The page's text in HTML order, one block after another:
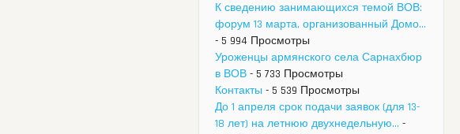
К сведению занимающихся темой ВОВ:
форум 13 марта, организованный Домо...
- 5 994 Просмотры
Уроженцы армянского села Сарнахбюр
в ВОВ - 5 733 Просмотры
Контакты - 5 539 Просмотры
До 1 апреля срок подачи заявок (для 13-
18 лет) на летнюю двухнедельную... -